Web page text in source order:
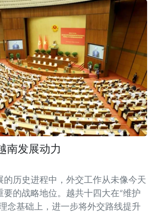
南发展动力
的历史进程中，外交工作从未像今天
要的战略地位。越共十四大在“维护
念基础上，进一步将外交路线提升